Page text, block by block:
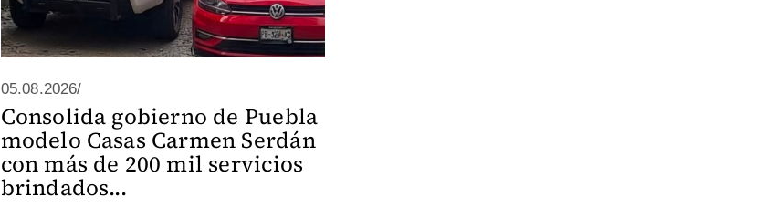
05.08.2026/
Consolida gobierno de Puebla
modelo Casas Carmen Serdán
con más de 200 mil servicios
brindados...